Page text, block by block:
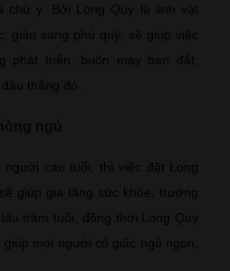
chú ý. Bởi Long Quy là linh vật
giàu sang phú quý, sẽ giúp việc
phát triển, buôn may bán đắt,
thắng đó.
cao tuổi, thì việc đặt Long
giúp gia tăng sức khỏe, trường
trăm tuổi, đồng thời Long Quy
mọi người có giấc ngủ ngon,